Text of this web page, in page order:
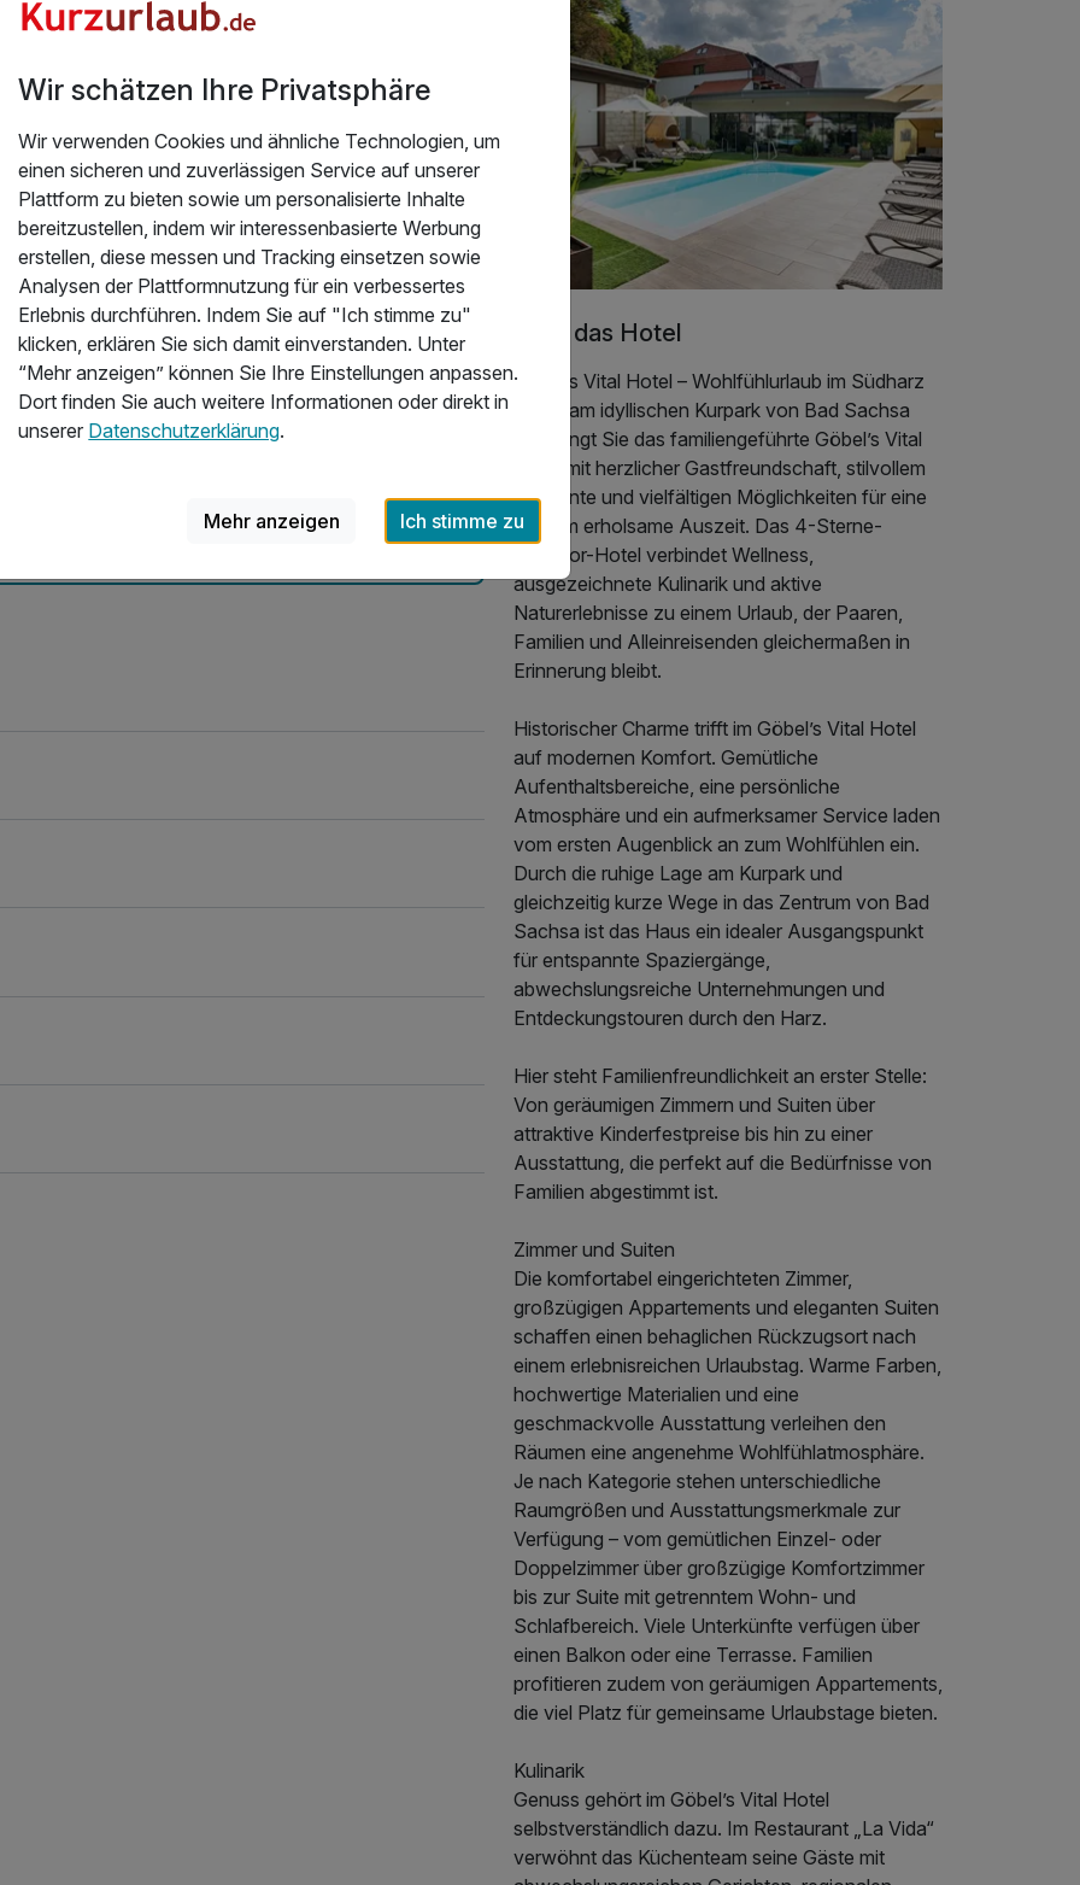
Auch vegetarische Speisen
Fitnessgeräte stehen bereit
Entspannung inkl. Massage
Wochenende. Unser Zimmer war sauber und gut
brauchten. Besonders haben wir den
Außenpool genossen. Das Personal war super,
Über das Hotel
Göbel’s Vital Hotel – Wohlfühlurlaub im Südharz
Direkt am idyllischen Kurpark von Bad Sachsa
empfängt Sie das familiengeführte Göbel’s Vital
Hotel mit herzlicher Gastfreundschaft, stilvollem
Ambiente und vielfältigen Möglichkeiten für eine
rundum erholsame Auszeit. Das 4-Sterne-
Superior-Hotel verbindet Wellness,
ausgezeichnete Kulinarik und aktive
Naturerlebnisse zu einem Urlaub, der Paaren,
Familien und Alleinreisenden gleichermaßen in
Erinnerung bleibt.
Historischer Charme trifft im Göbel’s Vital Hotel
auf modernen Komfort. Gemütliche
Aufenthaltsbereiche, eine persönliche
Atmosphäre und ein aufmerksamer Service laden
vom ersten Augenblick an zum Wohlfühlen ein.
Durch die ruhige Lage am Kurpark und
gleichzeitig kurze Wege in das Zentrum von Bad
Sachsa ist das Haus ein idealer Ausgangspunkt
für entspannte Spaziergänge,
abwechslungsreiche Unternehmungen und
Entdeckungstouren durch den Harz.
Hier steht Familienfreundlichkeit an erster Stelle:
Von geräumigen Zimmern und Suiten über
attraktive Kinderfestpreise bis hin zu einer
Ausstattung, die perfekt auf die Bedürfnisse von
Familien abgestimmt ist.
Zimmer und Suiten
Die komfortabel eingerichteten Zimmer,
großzügigen Appartements und eleganten Suiten
schaffen einen behaglichen Rückzugsort nach
einem erlebnisreichen Urlaubstag. Warme Farben,
hochwertige Materialien und eine
geschmackvolle Ausstattung verleihen den
Räumen eine angenehme Wohlfühlatmosphäre.
Je nach Kategorie stehen unterschiedliche
Raumgrößen und Ausstattungsmerkmale zur
Verfügung – vom gemütlichen Einzel- oder
Doppelzimmer über großzügige Komfortzimmer
bis zur Suite mit getrenntem Wohn- und
Schlafbereich. Viele Unterkünfte verfügen über
einen Balkon oder eine Terrasse. Familien
profitieren zudem von geräumigen Appartements,
die viel Platz für gemeinsame Urlaubstage bieten.
Kulinarik
Genuss gehört im Göbel’s Vital Hotel
selbstverständlich dazu. Im Restaurant „La Vida“
verwöhnt das Küchenteam seine Gäste mit
Wir schätzen Ihre Privatsphäre
Wir verwenden Cookies und ähnliche Technologien, um
einen sicheren und zuverlässigen Service auf unserer
Plattform zu bieten sowie um personalisierte Inhalte
bereitzustellen, indem wir interessenbasierte Werbung
erstellen, diese messen und Tracking einsetzen sowie
Analysen der Plattformnutzung für ein verbessertes
Erlebnis durchführen. Indem Sie auf "Ich stimme zu"
klicken, erklären Sie sich damit einverstanden. Unter
“Mehr anzeigen” können Sie Ihre Einstellungen anpassen.
Dort finden Sie auch weitere Informationen oder direkt in
unserer Datenschutzerklärung.
Mehr anzeigen Ich stimme zu